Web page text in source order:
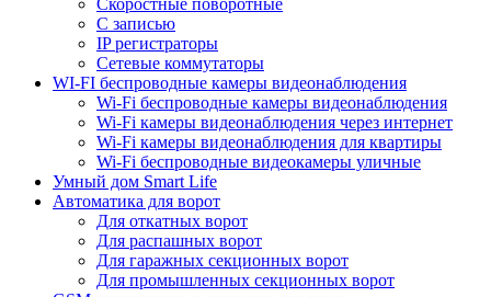
Скоростные поворотные
С записью
IP регистраторы
Сетевые коммутаторы
WI-FI беспроводные камеры видеонаблюдения
Wi-Fi беспроводные камеры видеонаблюдения
Wi-Fi камеры видеонаблюдения через интернет
Wi-Fi камеры видеонаблюдения для квартиры
Wi-Fi беспроводные видеокамеры уличные
Умный дом Smart Life
Автоматика для ворот
Для откатных ворот
Для распашных ворот
Для гаражных секционных ворот
Для промышленных секционных ворот